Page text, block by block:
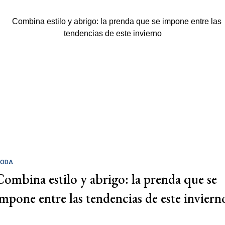
estilo y abrigo: la prenda que se
entre las tendencias de este